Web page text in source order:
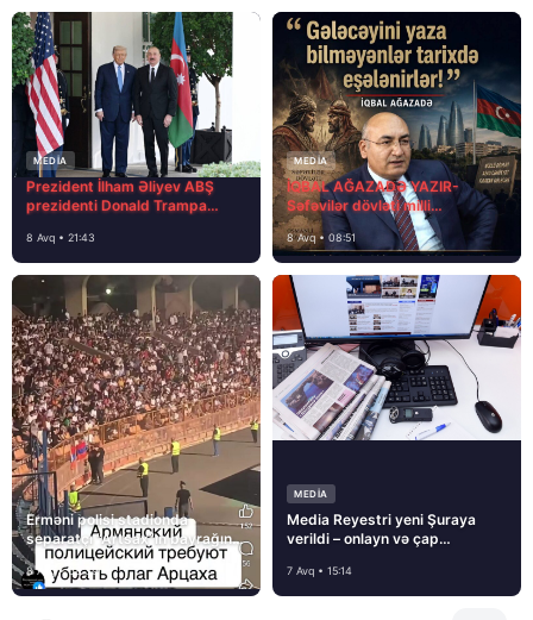
MEDİA
Prezident İlham Əliyev ABŞ
prezidenti Donald Trampa
8 Avq • 21:43
MEDİA
İQBAL AĞAZADƏ YAZIR-
Səfəvilər dövləti milli
dövlətdirmi?
8 Avq • 08:51
Erməni polisi stadionda
separatçı “Artsax”ın bayrağını
müsadirə etdi və…
8 Avq • 08:39
MEDİA
Media Reyestri yeni Şuraya
verildi – onlayn və çap
7 Avq • 15:14